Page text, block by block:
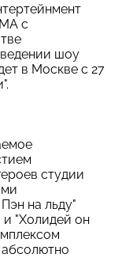
с
шоу
в Москве с 27
студии
на льду"
и "Холидей он